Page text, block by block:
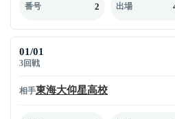
番号 2 出場
01/01
3回戦
相手東海大仰星高校